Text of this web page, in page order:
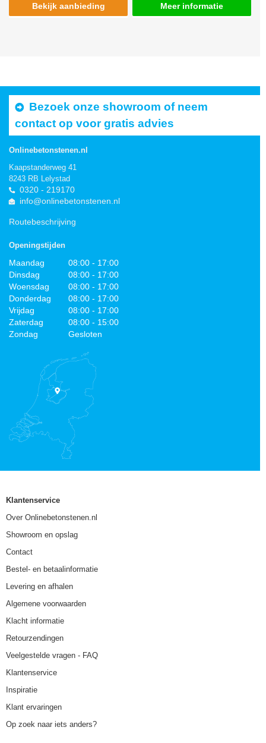
Bekijk aanbieding Meer informatie
Bezoek onze showroom of neem
contact op voor gratis advies
Onlinebetonstenen.nl
Kaapstanderweg 41
8243 RB Lelystad
0320 - 219170
info@onlinebetonstenen.nl
Routebeschrijving
Openingstijden
Maandag
08:00 - 17:00
Dinsdag
08:00 - 17:00
Woensdag
08:00 - 17:00
Donderdag
08:00 - 17:00
Vrijdag
08:00 - 17:00
Zaterdag
08:00 - 15:00
Zondag
Gesloten
Klantenservice
Over Onlinebetonstenen.nl
Showroom en opslag
Contact
Bestel- en betaalinformatie
Levering en afhalen
Algemene voorwaarden
Klacht informatie
Retourzendingen
Veelgestelde vragen - FAQ
Klantenservice
Inspiratie
Klant ervaringen
Op zoek naar iets anders?